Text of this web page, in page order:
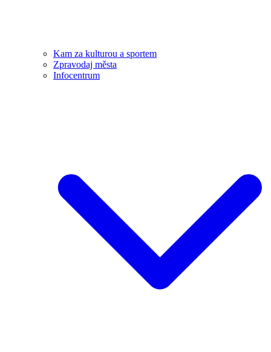
Kam za kulturou a sportem
Zpravodaj města
Infocentrum